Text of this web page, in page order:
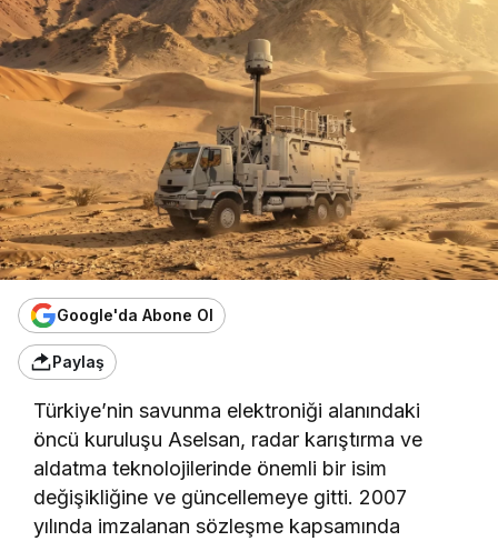
Google'da Abone Ol
Paylaş
Türkiye’nin savunma elektroniği alanındaki
öncü kuruluşu Aselsan, radar karıştırma ve
aldatma teknolojilerinde önemli bir isim
değişikliğine ve güncellemeye gitti. 2007
yılında imzalanan sözleşme kapsamında